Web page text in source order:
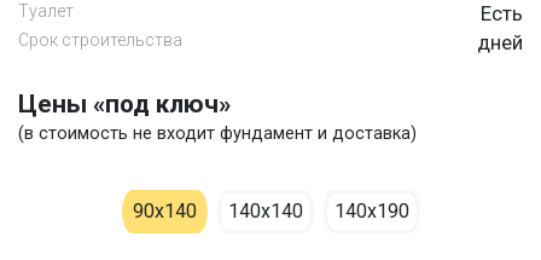
Туалет Есть
Срок строительства дней
Цены «под ключ»
(в стоимость не входит фундамент и доставка)
90х140 140х140 140х190